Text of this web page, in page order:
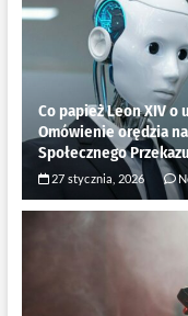
Co papież Leon XIV
Omówienie orędzia
Społecznego Przekazu
27 stycznia, 2026